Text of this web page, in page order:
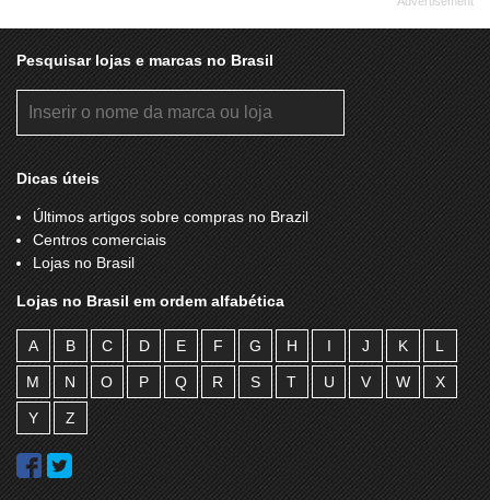
Pesquisar lojas e marcas no Brasil
Dicas úteis
Últimos artigos sobre compras no Brazil
Centros comerciais
Lojas no Brasil
Lojas no Brasil em ordem alfabética
A B C D E F G H I J K L
M N O P Q R S T U V W X
Y Z